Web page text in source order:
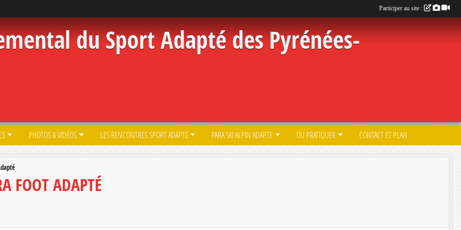
du Sport Adapté des Pyrénées-
PHOTOS & VIDÉOS LES RENCONTRES SPORT ADAPTE PARA SKI ALPIN ADAPTE OU PRATIQUER CONTACT ET PLAN
FOOT ADAPTÉ
Participer au site :